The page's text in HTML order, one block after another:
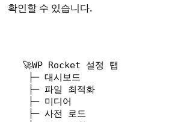
확인할 수 있습니다.
🚀WP Rocket 설정
탭
  ├─
대시보드
  ├─
파일
최적화
  ├─
미디어
  ├─
사전
로드